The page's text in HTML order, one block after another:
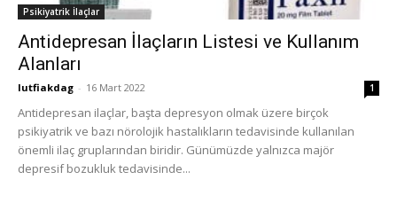
Psikiyatrik İlaçlar
Antidepresan İlaçların Listesi ve Kullanım
Alanları
lutfiakdag - 16 Mart 2022 1
Antidepresan ilaçlar, başta depresyon olmak üzere birçok
psikiyatrik ve bazı nörolojik hastalıkların tedavisinde kullanılan
önemli ilaç gruplarından biridir. Günümüzde yalnızca majör
depresif bozukluk tedavisinde...